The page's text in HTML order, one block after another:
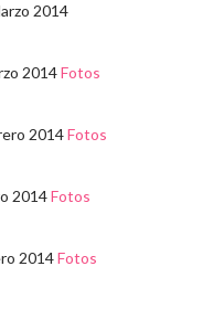
2014
2014Fotos
2014Fotos
2014Fotos
2014Fotos